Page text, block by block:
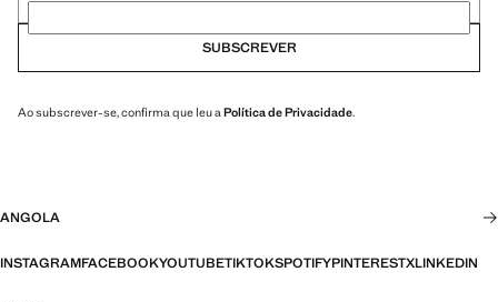
SUBSCREVER
Ao subscrever-se, confirma que leu a Política de Privacidade.
ANGOLA
INSTAGRAMFACEBOOKYOUTUBETIKTOKSPOTIFYPINTERESTXLINKEDIN